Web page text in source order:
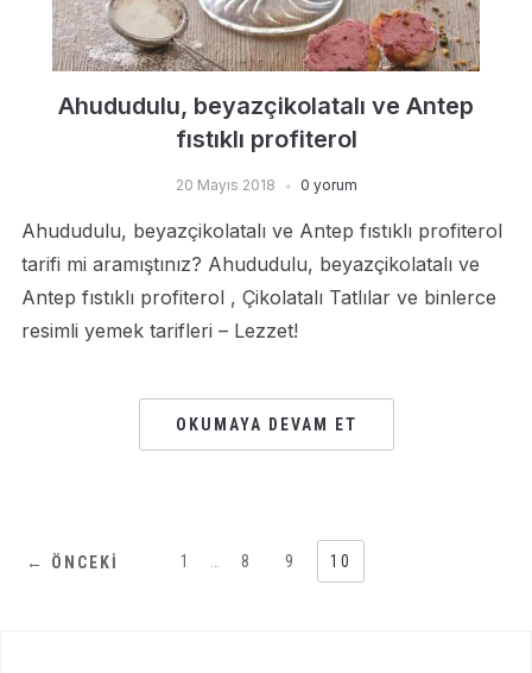
Ahududulu, beyazçikolatalı ve Antep
fıstıklı profiterol
20 Mayıs 2018 0 yorum
Ahududulu, beyazçikolatalı ve Antep fıstıklı profiterol
tarifi mi aramıştınız? Ahududulu, beyazçikolatalı ve
Antep fıstıklı profiterol , Çikolatalı Tatlılar ve binlerce
resimli yemek tarifleri – Lezzet!
OKUMAYA DEVAM ET
← ÖNCEKI 1 8 9 10